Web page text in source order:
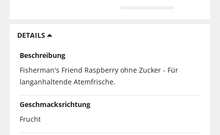
DETAILS
Beschreibung
Fisherman's Friend Raspberry ohne Zucker - Für
langanhaltende Atemfrische.
Geschmacksrichtung
Frucht